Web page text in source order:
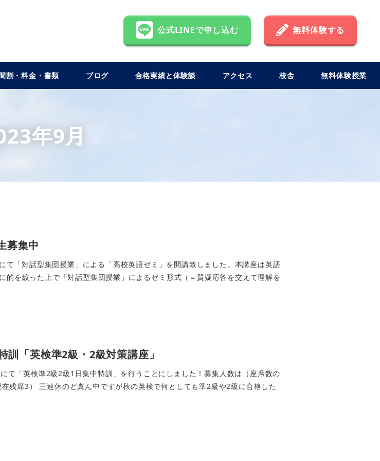
公式LINEで申し込む 無料体験する
割・料金・書類 ブログ 合格実績と体験談 アクセス 校舎 無料体験授業
年9月
募集中
て「対話型集団授業」による「高校英語ゼミ」を開講致しました。本講座は英語
的を絞った上で「対話型集団授業」によるゼミ形式（＝質疑応答を交えて理解を
訓「英検準2級・2級対策講座」
て「英検準2級2級1日集中特訓」を行うことにしました！募集人数は（座席数の
残席3） 三連休のど真ん中ですが秋の英検で何としても準2級や2級に合格した